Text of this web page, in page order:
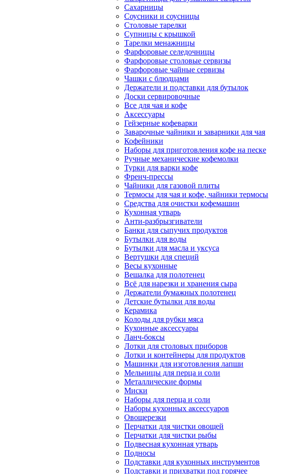
Сахарницы
Соусники и соусницы
Столовые тарелки
Супницы с крышкой
Тарелки менажницы
Фарфоровые селедочницы
Фарфоровые столовые сервизы
Фарфоровые чайные сервизы
Чашки с блюдцами
Держатели и подставки для бутылок
Доски сервировочные
Все для чая и кофе
Аксессуары
Гейзерные кофеварки
Заварочные чайники и заварники для чая
Кофейники
Наборы для приготовления кофе на песке
Ручные механические кофемолки
Турки для варки кофе
Френч-прессы
Чайники для газовой плиты
Термосы для чая и кофе, чайники термосы
Средства для очистки кофемашин
Кухонная утварь
Анти-разбрызгиватели
Банки для сыпучих продуктов
Бутылки для воды
Бутылки для масла и уксуса
Вертушки для специй
Весы кухонные
Вешалка для полотенец
Всё для нарезки и хранения сыра
Держатели бумажных полотенец
Детские бутылки для воды
Керамика
Колоды для рубки мяса
Кухонные аксессуары
Ланч-боксы
Лотки для столовых приборов
Лотки и контейнеры для продуктов
Машинки для изготовления лапши
Мельницы для перца и соли
Металлические формы
Миски
Наборы для перца и соли
Наборы кухонных аксессуаров
Овощерезки
Перчатки для чистки овощей
Перчатки для чистки рыбы
Подвесная кухонная утварь
Подносы
Подставки для кухонных инструментов
Подставки и прихватки под горячее